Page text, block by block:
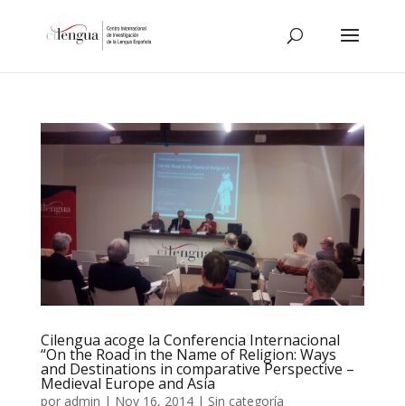
Cilengua acoge la Conferencia Internacional
“On the Road in the Name of Religion: Ways
and Destinations in comparative Perspective –
Medieval Europe and Asia
por admin | Nov 16, 2014| Sin categoría